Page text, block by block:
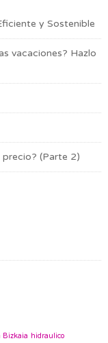
y Sostenible
vacaciones? Hazlo
precio? (Parte 2)
Bizkaia hidraulico